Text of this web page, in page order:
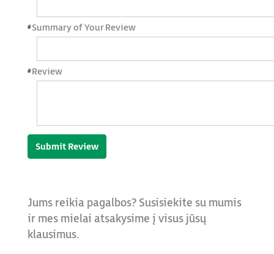
*Summary of Your Review
*Review
Submit Review
Jums reikia pagalbos? Susisiekite su mumis
ir mes mielai atsakysime į visus jūsų
klausimus.